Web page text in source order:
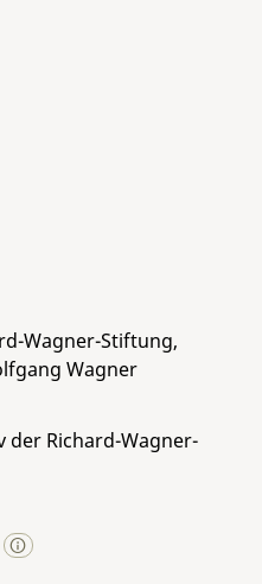
Wagner-Stiftung,
Wagner
der Richard-Wagner-